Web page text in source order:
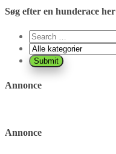
Søg efter en hunderace her
Annonce
Annonce